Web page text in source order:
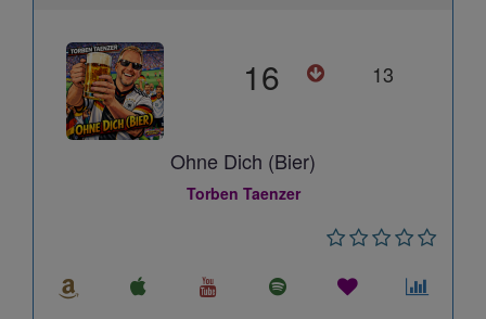
16 13
Ohne Dich (Bier)
Torben Taenzer